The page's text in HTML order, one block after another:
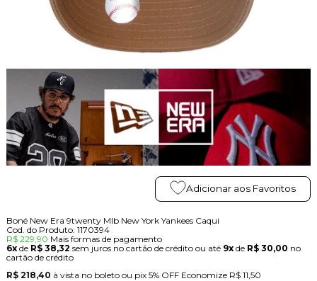
Adicionar aos Favoritos
Boné New Era 9twenty Mlb New York Yankees Caqui
Cod. do Produto: 1170394
R$ 229,90 Mais formas de pagamento
6xde R$ 38,32 sem juros no cartão de crédito ou até 9xde R$ 30,00 no
cartão de crédito
R$ 218,40 à vista no boleto ou pix 5% OFF Economize R$ 11,50